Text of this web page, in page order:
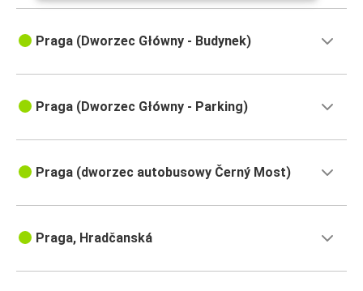
Praga (Dworzec Główny - Budynek)
Praga (Dworzec Główny - Parking)
Praga (dworzec autobusowy Černý Most)
Praga, Hradčanská